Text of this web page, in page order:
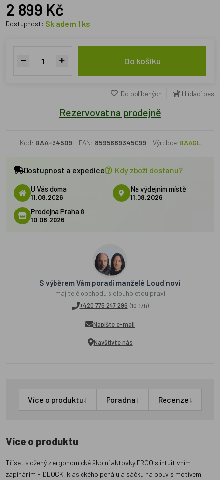
2 899 Kč
Dostupnost: Skladem 1 ks
Do košíku
Do oblíbených Hlídací pes
Rezervovat na prodejně
Kód: BAA-34509 EAN: 8595689345099 Výrobce:BAAGL
Dostupnost a expedice Kdy zboží dostanu?
U Vás doma
11.08.2026
Na výdejním místě
11.08.2026
Prodejna Praha 8
10.08.2026
S výběrem Vám poradí manželé Loudínovi
majitelé obchodu s dlouholetou praxí
+420 775 247 296 (10-17h)
Napište e-mail
Navštivte nás
Více o produktu↓ Poradna↓ Recenze↓
Více o produktu
Tříset složený z ergonomické školní aktovky ERGO s intuitivním
zapínáním FIDLOCK, klasického penálu a sáčku na obuv s motivem